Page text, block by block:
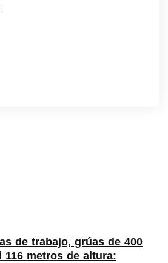
de trabajo, grúas de 400
116 metros de altura: